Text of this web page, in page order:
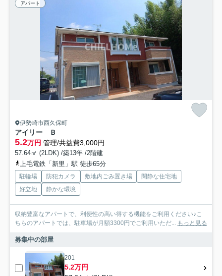
アパート
伊勢崎市西久保町
アイリー Ｂ
5.2万円 管理/共益費3,000円
57.64㎡ (2LDK) /築13年 /2階建
上毛電鉄「新里」駅 徒歩65分
駐輪場 防犯カメラ 敷地内ごみ置き場
閑静な住宅地
好立地
静かな環境
収納豊富なアパートで、利便性の高い得する機能をご利用ください♪こ
ちらのアパートでは、駐車場が月額3300円でご利用いただ... もっと見る
募集中の部屋
201
5.2万円